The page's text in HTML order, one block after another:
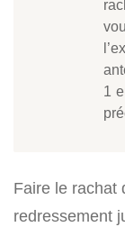
1
Faire le rachat
redressement